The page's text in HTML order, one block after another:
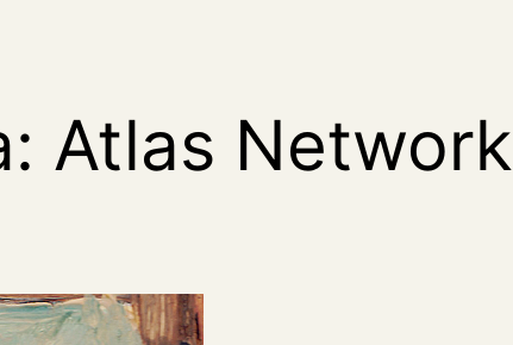
Atlas Network